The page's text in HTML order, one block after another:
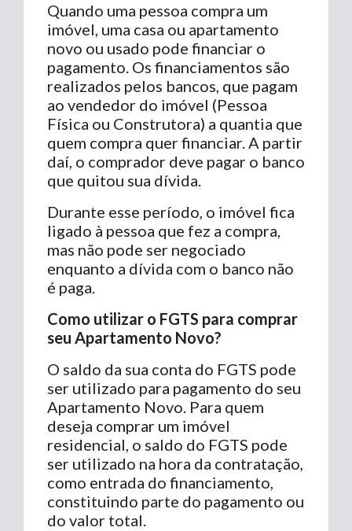
Quando uma pessoa compra um
imóvel, uma casa ou apartamento
novo ou usado pode financiar o
pagamento. Os financiamentos são
realizados pelos bancos, que pagam
ao vendedor do imóvel (Pessoa
Física ou Construtora) a quantia que
quem compra quer financiar. A partir
daí, o comprador deve pagar o banco
que quitou sua dívida.
Durante esse período, o imóvel fica
ligado à pessoa que fez a compra,
mas não pode ser negociado
enquanto a dívida com o banco não
é paga.
Como utilizar o FGTS para comprar
seu Apartamento Novo?
O saldo da sua conta do FGTS pode
ser utilizado para pagamento do seu
Apartamento Novo. Para quem
deseja comprar um imóvel
residencial, o saldo do FGTS pode
ser utilizado na hora da contratação,
como entrada do financiamento,
constituindo parte do pagamento ou
do valor total.